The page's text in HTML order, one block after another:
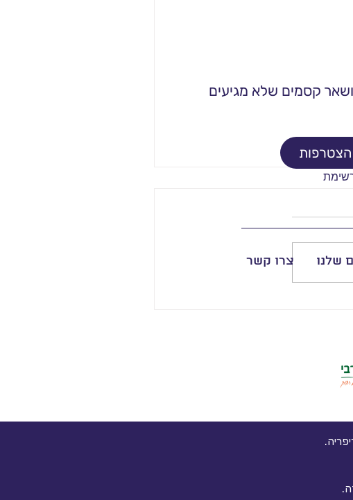
ושאר קסמים שלא מגיעים
הצטרפות
אני רוצה להירשם לרשימת
שלנו צרו קשר